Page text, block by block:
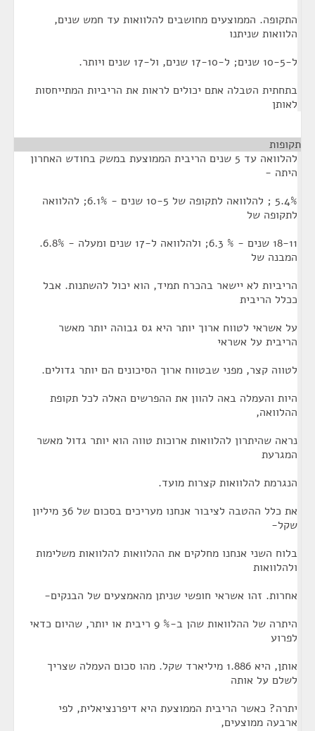
התקופה. הממוצעים מחושבים להלוואות עד חמש שנים,
הלוואות שניתנו
ל-10-5 שנים; ל-17-10 שנים, ול-17 שנים ויותר.
בתחתית הטבלה אתם יכולים לראות את הריביות המתייחסות
לאותן
תקופות
להלוואה עד 5 שנים הריבית הממוצעת במשק בחודש האחרון
היתה -
5.4% ; להלוואה לתקופה של 10-5 שנים - 6.1%; להלוואה
לתקופה של
18-11 שנים - % 6.3; ולהלוואה ל-17 שנים ומעלה - 6.8%.
המבנה של
הריביות לא יישאר בהכרח תמיד, הוא יכול להשתנות. אבל
ככלל הריבית
על אשראי לטווח ארוך יותר היא גס גבוהה יותר מאשר
הריבית על אשראי
לטווה קצר, מפני שבטווח ארוך הסיכונים הם יותר גדולים.
היות והעמלה באה להוון את ההפרשים האלה לכל תקופת
ההלוואה,
נראה שהיתרון להלוואות ארוכות טווה הוא יותר גדול מאשר
המגרעת
הנגרמת להלוואות קצרות מועד.
את כלל ההטבה לציבור אנחנו מעריכים בסכום של 36 מיליון
שקל-
בלוח השני אנחנו מחלקים את ההלוואות להלוואות משלימות
ולהלוואות
אחרות. זהו אשראי חופשי שניתן מהאמצעים של הבנקים-
היתרה של ההלוואות שהן ב-% 9 ריבית או יותר, שהיום כדאי
לפרוע
אותן, היא 1.886 מיליארד שקל. מהו סכום העמלה שצריך
לשלם על אותה
יתרה? כאשר הריבית הממוצעת היא דיפרנציאלית, לפי
ארבעה ממוצעים,